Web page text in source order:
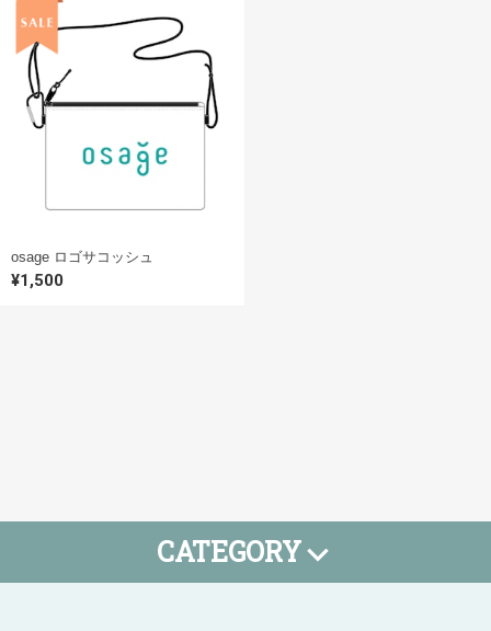
osage ロゴサコッシュ
¥1,500
CATEGORY
Tシャツ タオル 小物 SALE 期間限定